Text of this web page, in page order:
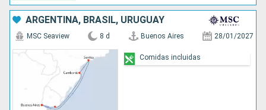
ARGENTINA, BRASIL, URUGUAY
MSC Seaview 8 d Buenos Aires 28/01/2027
Comidas incluidas